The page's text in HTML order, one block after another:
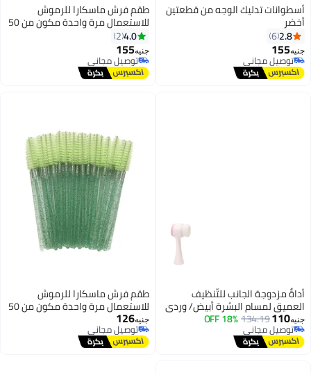
أسطوانات تدليك الوجه من قطعتين
أخضر
2.8
6
جنيه155
توصيل مجاني
توصيل مجاني
طقم فرش ماسكارا للرموش
للاستعمال مرة واحدة مكون من 50
قطعة وردي
4.0
2
جنيه155
توصيل مجاني
توصيل مجاني
أداةٌ مزدوجة الجانب للتّنظيف
العميق لمسام البشرة أبيض/ وردي
جنيه110
134.19
18% OFF
توصيل مجاني
توصيل مجاني
طقم فرش ماسكارا للرموش
للاستعمال مرة واحدة مكون من 50
قطعة أخضر
جنيه126
توصيل مجاني
توصيل مجاني